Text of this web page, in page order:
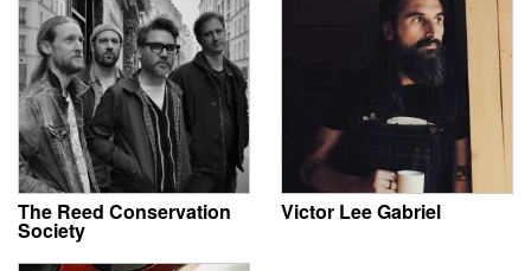
The Reed Conservation
Society
Victor Lee Gabriel